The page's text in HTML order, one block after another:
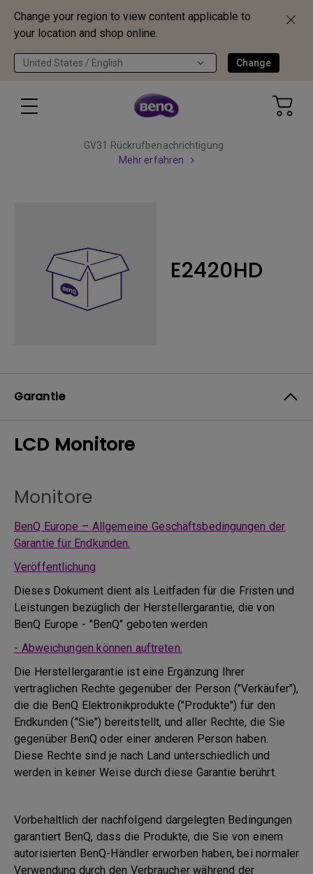
Change your region to view content applicable to
your location and shop online.
United States / English Change
GV31 Rückrufbenachrichtigung
Mehr erfahren
E2420HD
Garantie
LCD Monitore
Monitore
BenQ Europe – Allgemeine Geschäftsbedingungen der
Garantie für Endkunden.
Veröffentlichung
Dieses Dokument dient als Leitfaden für die Fristen und
Leistungen bezüglich der Herstellergarantie, die von
BenQ Europe - "BenQ" geboten werden
- Abweichungen können auftreten.
Die Herstellergarantie ist eine Ergänzung Ihrer
vertraglichen Rechte gegenüber der Person ("Verkäufer"),
die die BenQ Elektronikprodukte ("Produkte") für den
Endkunden ("Sie") bereitstellt, und aller Rechte, die Sie
gegenüber BenQ oder einer anderen Person haben.
Diese Rechte sind je nach Land unterschiedlich und
werden in keiner Weise durch diese Garantie berührt.
Vorbehaltlich der nachfolgend dargelegten Bedingungen
garantiert BenQ, dass die Produkte, die Sie von einem
autorisierten BenQ-Händler erworben haben, bei normaler
Verwendung durch den Verbraucher während der